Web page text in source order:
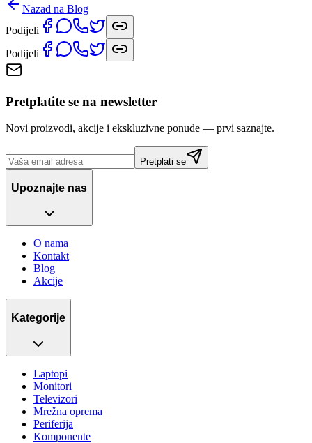
Nazad na Blog
Podijeli
Podijeli
Pretplatite se na newsletter
Novi proizvodi, akcije i ekskluzivne ponude — prvi saznajte.
Pretplati se
Upoznajte nas
O nama
Kontakt
Blog
Akcije
Kategorije
Laptopi
Monitori
Televizori
Mrežna oprema
Periferija
Komponente